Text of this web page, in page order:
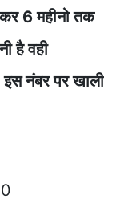
6 महीनो तक
है वही
नंबर पर खाली